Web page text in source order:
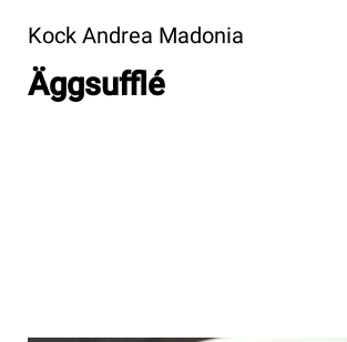
Kock Andrea Madonia
Äggsufflé